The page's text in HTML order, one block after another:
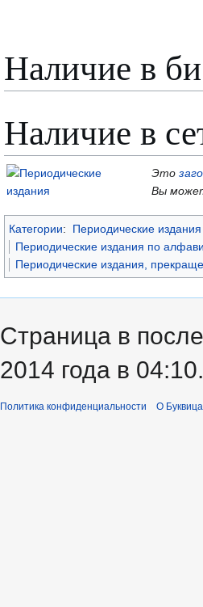
Наличие в
Наличие в
Это
Вы
Категории:
Периодические
Периодические издания по
Периодические издания,
Страница в
2014 года в 04:10.
Политика конфиденциальности О Буквица